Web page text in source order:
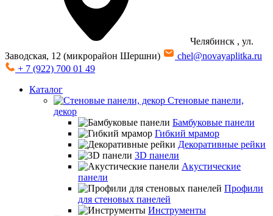
Челябинск , ул.
Заводская, 12 (микрорайон Шершни)
chel@novayaplitka.ru
+ 7 (922) 700 01 49
Каталог
Стеновые панели,
декор
Бамбуковые панели
Гибкий мрамор
Декоративные рейки
3D панели
Акустические
панели
Профили
для стеновых панелей
Инструменты